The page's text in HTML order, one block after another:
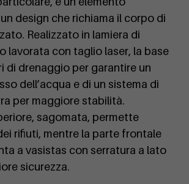
design che richiama il corpo di
Realizzato in lamiera di
lavorata con taglio laser, la base
di drenaggio per garantire un
dell’acqua e di un sistema di
per maggiore stabilità.
sagomata, permette
rifiuti, mentre la parte frontale
a vasistas con serratura a lato
sicurezza.